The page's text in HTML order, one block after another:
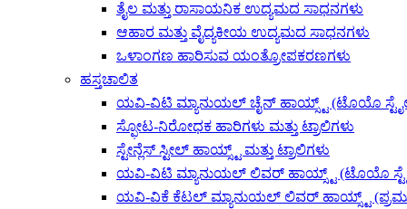
ತೈಲ ಮತ್ತು ರಾಸಾಯನಿಕ ಉದ್ಯಮದ ಸಾಧನಗಳು
ಆಹಾರ ಮತ್ತು ವೈದ್ಯಕೀಯ ಉದ್ಯಮದ ಸಾಧನಗಳು
ಒಳಾಂಗಣ ಹಾರಿಸುವ ಯಂತ್ರೋಪಕರಣಗಳು
ಹಸ್ತಚಾಲಿತ
ಯವಿ-ವಿಟಿ ಮ್ಯಾನುಯಲ್ ಚೈನ್ ಹಾಯ್ಸ್ಟ್ (ಟೊಯೊ
ಸ್ಫೋಟ-ನಿರೋಧಕ ಹಾರಿಗಳು ಮತ್ತು ಟ್ರಾಲಿಗಳು
ಸ್ಟೇನ್ಲೆಸ್ ಸ್ಟೀಲ್ ಹಾಯ್ಸ್ಟ್ ಮತ್ತು ಟ್ರಾಲಿಗಳು
ಯವಿ-ವಿಟಿ ಮ್ಯಾನುಯಲ್ ಲಿವರ್ ಹಾಯ್ಸ್ಟ್ (ಟೊಯೊ
ಯವಿ-ವಿಕೆ ಕೆಟಲ್ ಮ್ಯಾನುಯಲ್ ಲಿವರ್ ಹಾಯ್ಸ್ಟ್